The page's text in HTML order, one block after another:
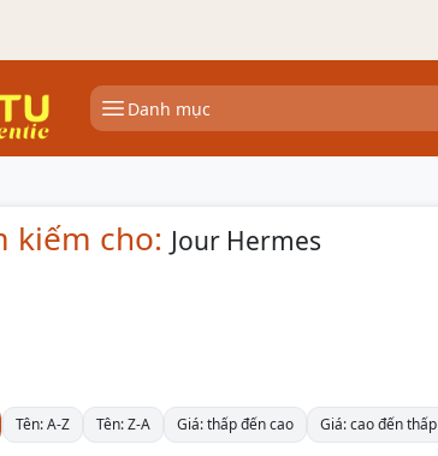
Danh mục
kiếm cho: Jour Hermes
Tên: A-Z Tên: Z-A Giá: thấp đến cao Giá: cao đến thấp